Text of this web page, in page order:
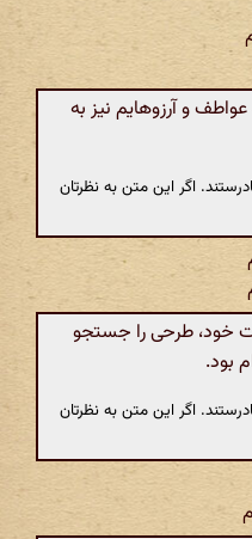
و آرزوهایم نیز به
اگر این متن به نظرتان
خود، طرحی را جستجو
بود.
اگر این متن به نظرتان